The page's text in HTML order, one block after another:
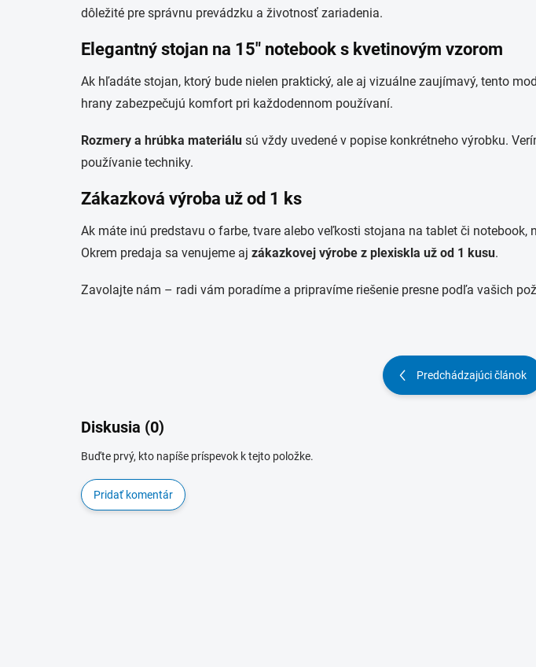
dôležité pre správnu prevádzku a životnosť zariadenia.
Elegantný stojan na 15" notebook s kvetinovým vzorom
Ak hľadáte stojan, ktorý bude nielen praktický, ale aj vizuálne zaujímavý, tento
hrany zabezpečujú komfort pri každodennom používaní.
Rozmery a hrúbka materiálu sú vždy uvedené v popise konkrétneho výrobku.
používanie techniky.
Zákazková výroba už od 1 ks
Ak máte inú predstavu o farbe, tvare alebo veľkosti stojana na tablet či notebook,
Okrem predaja sa venujeme aj zákazkovej výrobe z plexiskla už od 1 kusu.
Zavolajte nám – radi vám poradíme a pripravíme riešenie presne podľa vašich
Predchádzajúci článok
Diskusia (0)
Buďte prvý, kto napíše príspevok k tejto položke.
Pridať komentár